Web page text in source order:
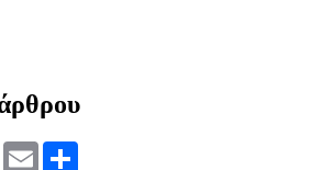
WhatsApp
Email